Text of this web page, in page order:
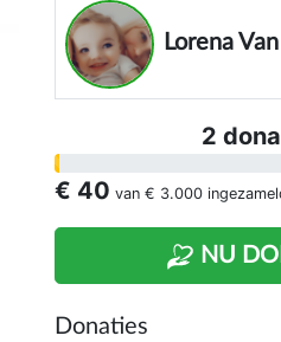
Lorena
2
€ 40 van € 3.000
NU
Donaties